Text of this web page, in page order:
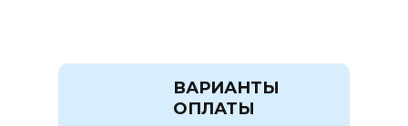
ВАРИАНТЫ
ОПЛАТЫ